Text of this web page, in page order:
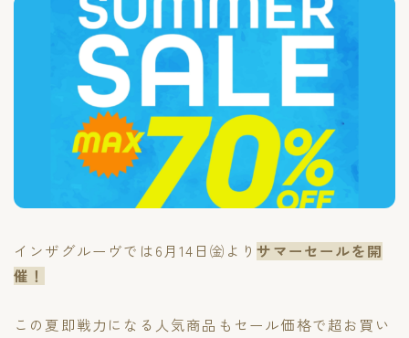
ONLINE SHOP
会社概要
SHOP LIST
インザグルーヴでは6月14日㈮よりサマーセールを開
催！
この夏即戦力になる人気商品もセール価格で超お買い